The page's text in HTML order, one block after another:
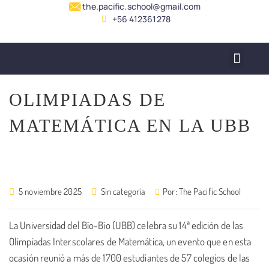
the.pacific.school@gmail.com
+56 412361278
OLIMPIADAS DE
MATEMÁTICA EN LA UBB
5 noviembre 2025 Sin categoría Por: The Pacific School
La Universidad del Bío-Bío (UBB) celebra su 14ª edición de las
Olimpiadas Interscolares de Matemática, un evento que en esta
ocasión reunió a más de 1700 estudiantes de 57 colegios de las